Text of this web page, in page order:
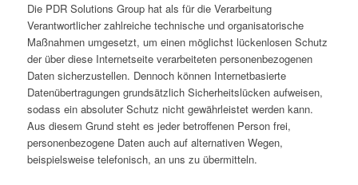
Die PDR Solutions Group hat als für die Verarbeitung
Verantwortlicher zahlreiche technische und organisatorische
Maßnahmen umgesetzt, um einen möglichst lückenlosen Schutz
der über diese Internetseite verarbeiteten personenbezogenen
Daten sicherzustellen. Dennoch können Internetbasierte
Datenübertragungen grundsätzlich Sicherheitslücken aufweisen,
sodass ein absoluter Schutz nicht gewährleistet werden kann.
Aus diesem Grund steht es jeder betroffenen Person frei,
personenbezogene Daten auch auf alternativen Wegen,
beispielsweise telefonisch, an uns zu übermitteln.